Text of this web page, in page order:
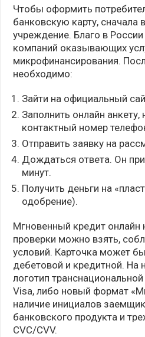
Чтобы оформить
банковскую карту,
учреждение. Благо в
компаний оказывающих
микрофинансирования.
необходимо:
Зайти на официальный
Заполнить онлайн анкету,
контактный номер
Отправить заявку на
Дождаться ответа. Он
минут.
Получить деньги на
одобрение).
Мгновенный кредит онлайн
проверки можно взять,
условий. Карточка может
дебетовой и кредитной. На
логотип
Visa, либо новый формат
наличие инициалов
банковского продукта и
CVC/CVV.